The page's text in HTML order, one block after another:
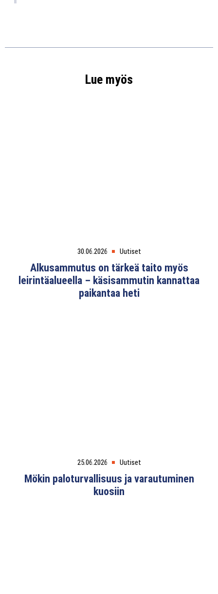
Lue myös
30.06.2026 Uutiset
Alkusammutus on tärkeä taito myös
leirintäalueella – käsisammutin kannattaa
paikantaa heti
25.06.2026 Uutiset
Mökin paloturvallisuus ja varautuminen
kuosiin